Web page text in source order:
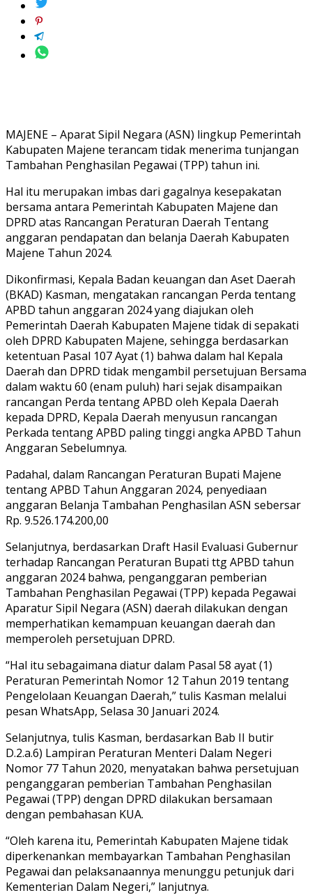
MAJENE – Aparat Sipil Negara (ASN) lingkup Pemerintah
Kabupaten Majene terancam tidak menerima tunjangan
Tambahan Penghasilan Pegawai (TPP) tahun ini.
Hal itu merupakan imbas dari gagalnya kesepakatan
bersama antara Pemerintah Kabupaten Majene dan
DPRD atas Rancangan Peraturan Daerah Tentang
anggaran pendapatan dan belanja Daerah Kabupaten
Majene Tahun 2024.
Dikonfirmasi, Kepala Badan keuangan dan Aset Daerah
(BKAD) Kasman, mengatakan rancangan Perda tentang
APBD tahun anggaran 2024 yang diajukan oleh
Pemerintah Daerah Kabupaten Majene tidak di sepakati
oleh DPRD Kabupaten Majene, sehingga berdasarkan
ketentuan Pasal 107 Ayat (1) bahwa dalam hal Kepala
Daerah dan DPRD tidak mengambil persetujuan Bersama
dalam waktu 60 (enam puluh) hari sejak disampaikan
rancangan Perda tentang APBD oleh Kepala Daerah
kepada DPRD, Kepala Daerah menyusun rancangan
Perkada tentang APBD paling tinggi angka APBD Tahun
Anggaran Sebelumnya.
Padahal, dalam Rancangan Peraturan Bupati Majene
tentang APBD Tahun Anggaran 2024, penyediaan
anggaran Belanja Tambahan Penghasilan ASN sebersar
Rp. 9.526.174.200,00
Selanjutnya, berdasarkan Draft Hasil Evaluasi Gubernur
terhadap Rancangan Peraturan Bupati ttg APBD tahun
anggaran 2024 bahwa, penganggaran pemberian
Tambahan Penghasilan Pegawai (TPP) kepada Pegawai
Aparatur Sipil Negara (ASN) daerah dilakukan dengan
memperhatikan kemampuan keuangan daerah dan
memperoleh persetujuan DPRD.
“Hal itu sebagaimana diatur dalam Pasal 58 ayat (1)
Peraturan Pemerintah Nomor 12 Tahun 2019 tentang
Pengelolaan Keuangan Daerah,” tulis Kasman melalui
pesan WhatsApp, Selasa 30 Januari 2024.
Selanjutnya, tulis Kasman, berdasarkan Bab II butir
D.2.a.6) Lampiran Peraturan Menteri Dalam Negeri
Nomor 77 Tahun 2020, menyatakan bahwa persetujuan
penganggaran pemberian Tambahan Penghasilan
Pegawai (TPP) dengan DPRD dilakukan bersamaan
dengan pembahasan KUA.
“Oleh karena itu, Pemerintah Kabupaten Majene tidak
diperkenankan membayarkan Tambahan Penghasilan
Pegawai dan pelaksanaannya menunggu petunjuk dari
Kementerian Dalam Negeri,” lanjutnya.